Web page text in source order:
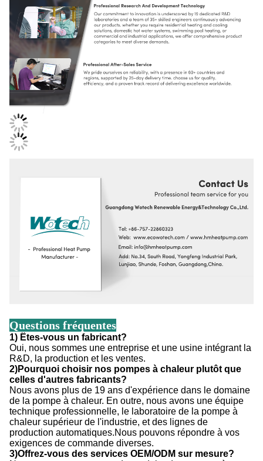
Questions fréquentes
1) Êtes-vous un fabricant?
Oui, nous sommes une entreprise et une usine intégrant la
R&D, la production et les ventes.
2)Pourquoi choisir nos pompes à chaleur plutôt que
celles d'autres fabricants?
Nous avons plus de 19 ans d'expérience dans le domaine
de la pompe à chaleur. En outre, nous avons une équipe
technique professionnelle, le laboratoire de la pompe à
chaleur supérieur de l'industrie, et des lignes de
production automatiques.Nous pouvons répondre à vos
exigences de commande diverses.
3)Offrez-vous des services OEM/ODM sur mesure?